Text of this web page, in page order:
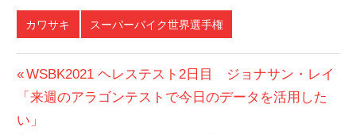
カワサキ スーパーバイク世界選手権
投
稿
前
の
投
WSBK2021 ヘレステスト2日目 ジョナサン・レイ
「来週のアラゴンテストで今日のデータを活用した
い」